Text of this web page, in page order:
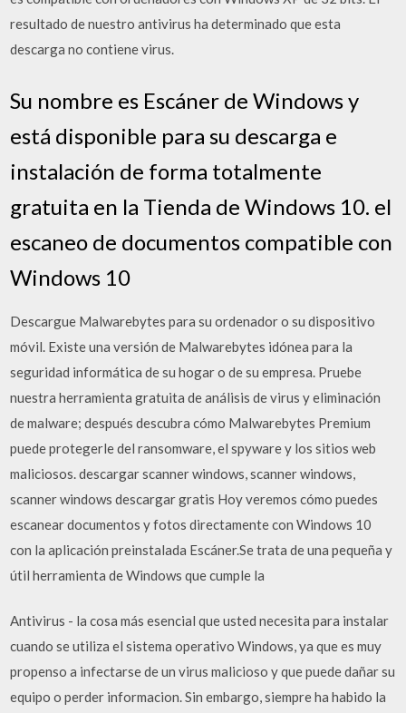
resultado de nuestro antivirus ha determinado que esta
descarga no contiene virus.
Su nombre es Escáner de Windows y
está disponible para su descarga e
instalación de forma totalmente
gratuita en la Tienda de Windows 10. el
escaneo de documentos compatible con
Windows 10
Descargue Malwarebytes para su ordenador o su dispositivo
móvil. Existe una versión de Malwarebytes idónea para la
seguridad informática de su hogar o de su empresa. Pruebe
nuestra herramienta gratuita de análisis de virus y eliminación
de malware; después descubra cómo Malwarebytes Premium
puede protegerle del ransomware, el spyware y los sitios web
maliciosos. descargar scanner windows, scanner windows,
scanner windows descargar gratis Hoy veremos cómo puedes
escanear documentos y fotos directamente con Windows 10
con la aplicación preinstalada Escáner.Se trata de una pequeña y
útil herramienta de Windows que cumple la
Antivirus - la cosa más esencial que usted necesita para instalar
cuando se utiliza el sistema operativo Windows, ya que es muy
propenso a infectarse de un virus malicioso y que puede dañar su
equipo o perder informacion. Sin embargo, siempre ha habido la